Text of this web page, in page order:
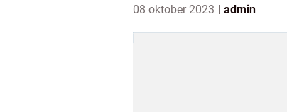
08 oktober 2023 admin